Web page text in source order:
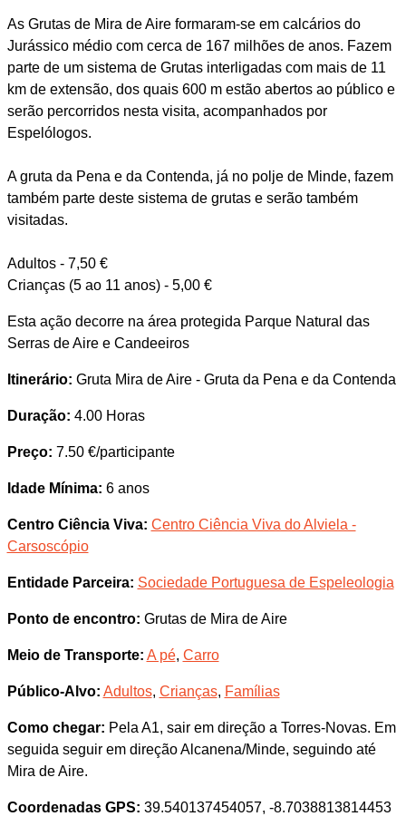
As Grutas de Mira de Aire formaram-se em calcários do
Jurássico médio com cerca de 167 milhões de anos. Fazem
parte de um sistema de Grutas interligadas com mais de 11
km de extensão, dos quais 600 m estão abertos ao público e
serão percorridos nesta visita, acompanhados por
Espelólogos.
A gruta da Pena e da Contenda, já no polje de Minde, fazem
também parte deste sistema de grutas e serão também
visitadas.
Adultos - 7,50 €
Crianças (5 ao 11 anos) - 5,00 €
Esta ação decorre na área protegida Parque Natural das
Serras de Aire e Candeeiros
Itinerário: Gruta Mira de Aire - Gruta da Pena e da Contenda
Duração: 4.00 Horas
Preço: 7.50 €/participante
Idade Mínima: 6 anos
Centro Ciência Viva: Centro Ciência Viva do Alviela -
Carsoscópio
Entidade Parceira: Sociedade Portuguesa de Espeleologia
Ponto de encontro: Grutas de Mira de Aire
Meio de Transporte: A pé, Carro
Público-Alvo: Adultos, Crianças, Famílias
Como chegar: Pela A1, sair em direção a Torres-Novas. Em
seguida seguir em direção Alcanena/Minde, seguindo até
Mira de Aire.
Coordenadas GPS: 39.540137454057, -8.7038813814453